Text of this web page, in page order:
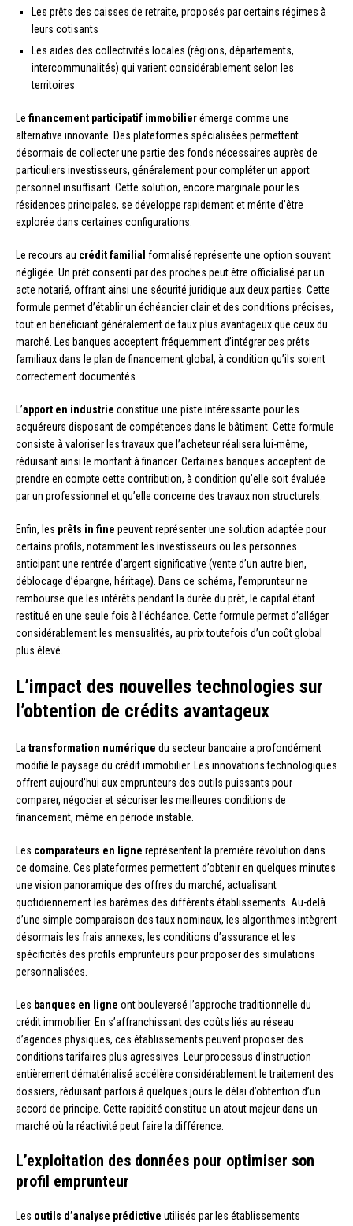
Les prêts des caisses de retraite, proposés par certains régimes à
leurs cotisants
Les aides des collectivités locales (régions, départements,
intercommunalités) qui varient considérablement selon les
territoires
Le financement participatif immobilierémerge comme une
alternative innovante. Des plateformes spécialisées permettent
désormais de collecter une partie des fonds nécessaires auprès de
particuliers investisseurs, généralement pour compléter un apport
personnel insuffisant. Cette solution, encore marginale pour les
résidences principales, se développe rapidement et mérite d’être
explorée dans certaines configurations.
Le recours au crédit familial formalisé représente une option souvent
négligée. Un prêt consenti par des proches peut être officialisé par un
acte notarié, offrant ainsi une sécurité juridique aux deux parties. Cette
formule permet d’établir un échéancier clair et des conditions précises,
tout en bénéficiant généralement de taux plus avantageux que ceux du
marché. Les banques acceptent fréquemment d’intégrer ces prêts
familiaux dans le plan de financement global, à condition qu’ils soient
correctement documentés.
L’apport en industrie constitue une piste intéressante pour les
acquéreurs disposant de compétences dans le bâtiment. Cette formule
consiste à valoriser les travaux que l’acheteur réalisera lui-même,
réduisant ainsi le montant à financer. Certaines banques acceptent de
prendre en compte cette contribution, à condition qu’elle soit évaluée
par un professionnel et qu’elle concerne des travaux non structurels.
Enfin, les prêts in fine peuvent représenter une solution adaptée pour
certains profils, notamment les investisseurs ou les personnes
anticipant une rentrée d’argent significative (vente d’un autre bien,
déblocage d’épargne, héritage). Dans ce schéma, l’emprunteur ne
rembourse que les intérêts pendant la durée du prêt, le capital étant
restitué en une seule fois à l’échéance. Cette formule permet d’alléger
considérablement les mensualités, au prix toutefois d’un coût global
plus élevé.
L’impact des nouvelles technologies sur
l’obtention de crédits avantageux
La transformation numérique du secteur bancaire a profondément
modifié le paysage du crédit immobilier. Les innovations technologiques
offrent aujourd’hui aux emprunteurs des outils puissants pour
comparer, négocier et sécuriser les meilleures conditions de
financement, même en période instable.
Les comparateurs en ligne représentent la première révolution dans
ce domaine. Ces plateformes permettent d’obtenir en quelques minutes
une vision panoramique des offres du marché, actualisant
quotidiennement les barèmes des différents établissements. Au-delà
d’une simple comparaison des taux nominaux, les algorithmes intègrent
désormais les frais annexes, les conditions d’assurance et les
spécificités des profils emprunteurs pour proposer des simulations
personnalisées.
Les banques en ligne ont bouleversé l’approche traditionnelle du
crédit immobilier. En s’affranchissant des coûts liés au réseau
d’agences physiques, ces établissements peuvent proposer des
conditions tarifaires plus agressives. Leur processus d’instruction
entièrement dématérialisé accélère considérablement le traitement des
dossiers, réduisant parfois à quelques jours le délai d’obtention d’un
accord de principe. Cette rapidité constitue un atout majeur dans un
marché où la réactivité peut faire la différence.
L’exploitation des données pour optimiser son
profil emprunteur
Les outils d’analyse prédictive utilisés par les établissements